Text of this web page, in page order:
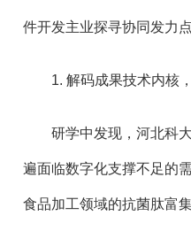
件开发主业探寻协同发力
1. 解码成果技术内核，
研学中发现，河北科大
遍面临数字化支撑不足的
食品加工领域的抗菌肽富